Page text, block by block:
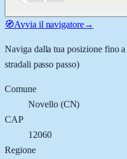
🧭Avvia il navigatore→
Naviga dalla tua posizione fino
stradali passo passo)
Comune
Novello(CN)
CAP
12060
Regione